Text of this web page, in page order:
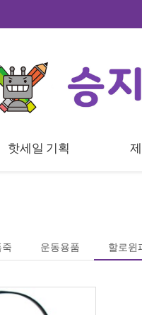
핫세일 기획
운동용품 할로윈